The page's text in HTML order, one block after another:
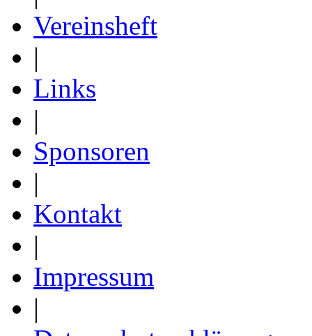
Vereinsheft
|
Links
|
Sponsoren
|
Kontakt
|
Impressum
|